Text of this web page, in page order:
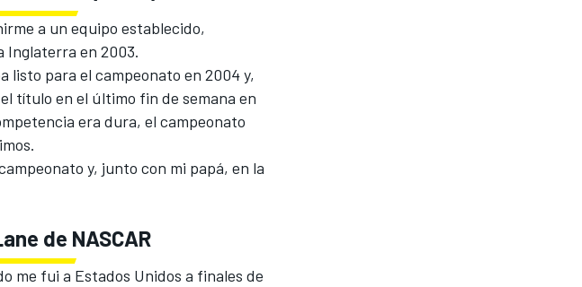
a un equipo establecido,
Inglaterra en 2003.
listo para el campeonato en 2004 y,
título en el último fin de semana en
era dura, el campeonato
y, junto con mi papá, en la
de NASCAR
me fui a Estados Unidos a finales de